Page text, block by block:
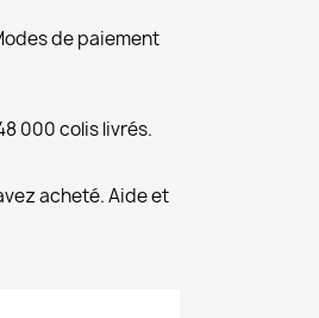
de paiement
000 colis livrés.
acheté. Aide et